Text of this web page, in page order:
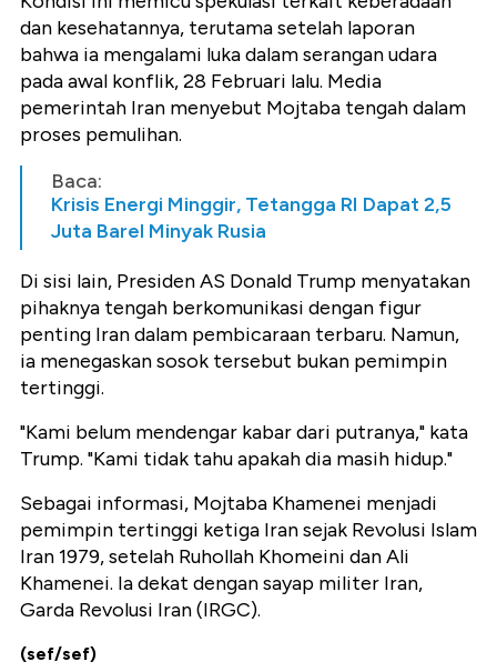
dan kesehatannya, terutama setelah laporan
bahwa ia mengalami luka dalam serangan udara
pada awal konflik, 28 Februari lalu. Media
pemerintah Iran menyebut Mojtaba tengah dalam
proses pemulihan.
Baca:
Krisis Energi Minggir, Tetangga RI Dapat 2,5
Juta Barel Minyak Rusia
Di sisi lain, Presiden AS Donald Trump menyatakan
pihaknya tengah berkomunikasi dengan figur
penting Iran dalam pembicaraan terbaru. Namun,
ia menegaskan sosok tersebut bukan pemimpin
tertinggi.
"Kami belum mendengar kabar dari putranya," kata
Trump. "Kami tidak tahu apakah dia masih hidup."
Sebagai informasi, Mojtaba Khamenei menjadi
pemimpin tertinggi ketiga Iran sejak Revolusi Islam
Iran 1979, setelah Ruhollah Khomeini dan Ali
Khamenei. Ia dekat dengan sayap militer Iran,
Garda Revolusi Iran (IRGC).
(sef/sef)